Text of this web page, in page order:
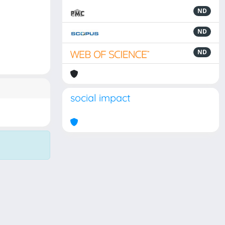
ND
ND
ND
social impact